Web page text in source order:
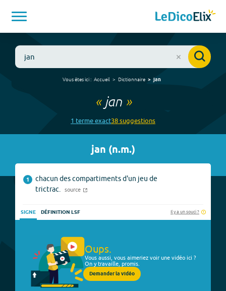
Vous êtes ici : Accueil Dictionnaire jan
« jan»
1 termeexact38suggestions
jan (n.m.)
1
chacun des compartiments d'un jeu de
trictrac.
source
SIGNE DÉFINITION LSF Il y a un souci ?
Oups.
Vous aussi, vous aimeriez voir une vidéo ici ?
On y travaille, promis.
Demander la vidéo